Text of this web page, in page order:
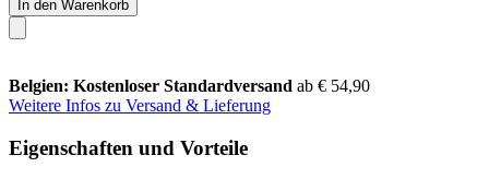
In den Warenkorb
Belgien: Kostenloser Standardversand ab € 54,90
Weitere Infos zu Versand & Lieferung
Eigenschaften und Vorteile